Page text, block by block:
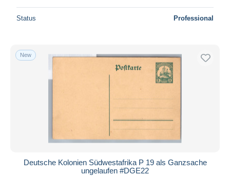
Status Professional
New
Deutsche Kolonien Südwestafrika P 19 als Ganzsache
ungelaufen #DGE22